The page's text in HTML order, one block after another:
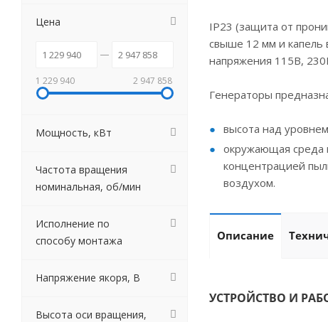
IP23 (защита от
свыше 12 мм и капель
напряжения 115В,
Генераторы
высота над
окружающая среда
концентрацией
воздухом.
Описание
УСТРОЙСТВО И
Цена
1 229 940 2 947 858
Мощность, кВт
Частота вращения
номинальная, об/мин
Исполнение по
способу монтажа
Напряжение якоря, В
Высота оси вращения,